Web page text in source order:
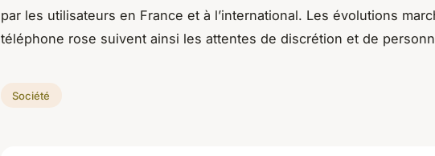
par les utilisateurs en France et à l’international. Les évolutions
téléphone rose suivent ainsi les attentes de discrétion et de
Société